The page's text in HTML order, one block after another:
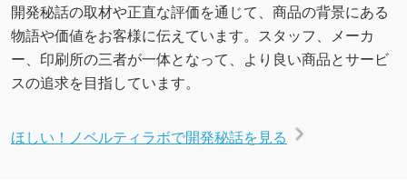
開発秘話の取材や正直な評価を通じて、商品の背景にある
物語や価値をお客様に伝えています。スタッフ、メーカ
ー、印刷所の三者が一体となって、より良い商品とサービ
スの追求を目指しています。
ほしい！ノベルティラボで開発秘話を見る